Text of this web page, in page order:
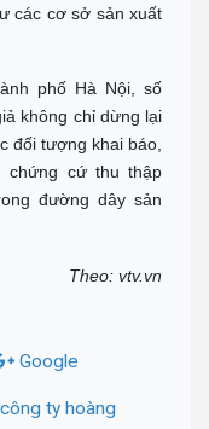
các cơ sở sản xuất
phố Hà Nội, số
không chỉ dừng lại
đối tượng khai báo,
chứng cứ thu thập
đường dây sản
Theo: vtv.vn
Google
ty hoàng